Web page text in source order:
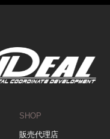
SHOP
販売代理店